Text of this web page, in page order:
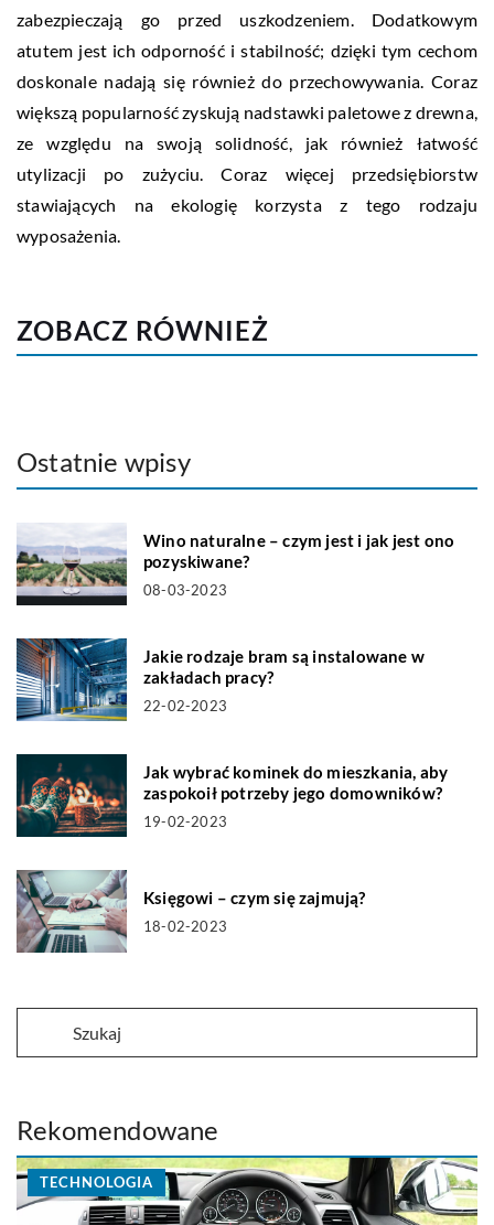
zabezpieczają go przed uszkodzeniem. Dodatkowym
atutem jest ich odporność i stabilność; dzięki tym cechom
doskonale nadają się również do przechowywania. Coraz
większą popularność zyskują nadstawki paletowe z drewna,
ze względu na swoją solidność, jak również łatwość
utylizacji po zużyciu. Coraz więcej przedsiębiorstw
stawiających na ekologię korzysta z tego rodzaju
wyposażenia.
ZOBACZ RÓWNIEŻ
Ostatnie wpisy
Wino naturalne – czym jest i jak jest ono
pozyskiwane?
08-03-2023
Jakie rodzaje bram są instalowane w
zakładach pracy?
22-02-2023
Jak wybrać kominek do mieszkania, aby
zaspokoił potrzeby jego domowników?
19-02-2023
Księgowi – czym się zajmują?
18-02-2023
Rekomendowane
TECHNOLOGIA